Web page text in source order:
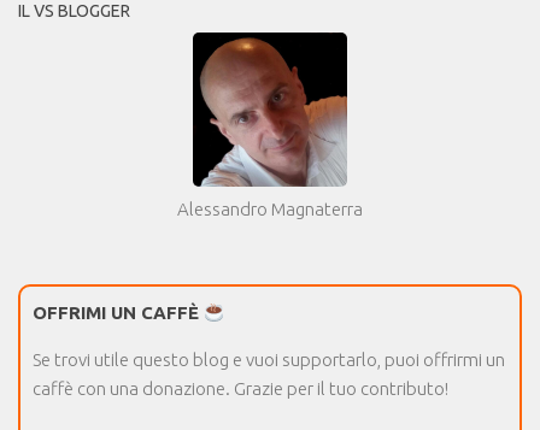
IL VS BLOGGER
Alessandro Magnaterra
OFFRIMI UN CAFFÈ
Se trovi utile questo blog e vuoi supportarlo, puoi offrirmi un
caffè con una donazione. Grazie per il tuo contributo!